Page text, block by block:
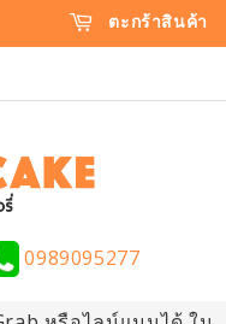
ตะกร้าสินค้า
0989095277